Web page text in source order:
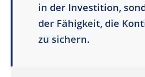
in der Investition,
der Fähigkeit, die
zu sichern.